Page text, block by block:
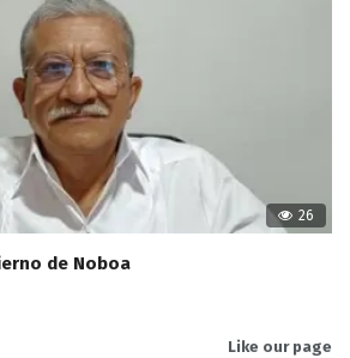
26
de Noboa
Like our page